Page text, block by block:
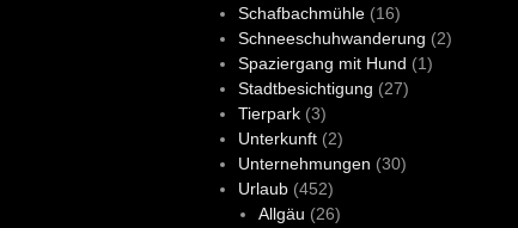
Schafbachmühle(16)
Schneeschuhwanderung (2)
Spaziergang mit Hund (1)
Stadtbesichtigung (27)
Tierpark(3)
Unterkunft(2)
Unternehmungen (30)
Urlaub(452)
Allgäu (26)